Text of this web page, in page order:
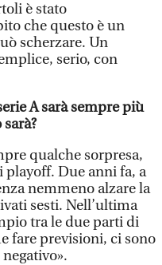
è stato
che questo è un
scherzare. Un
serio, con
A sarà sempre più
qualche sorpresa,
playoff. Due anni fa, a
nemmeno alzare la
sesti. Nell’ultima
tra le due parti di
fare previsioni, ci sono